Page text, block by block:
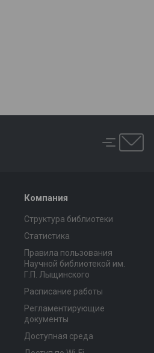
Компания
Структура библиотеки
Статистика
Правила пользования
Научной библиотекой им.
Г.П. Лыщинского
Расписание работы
Регламентирующие
документы
Доступная среда